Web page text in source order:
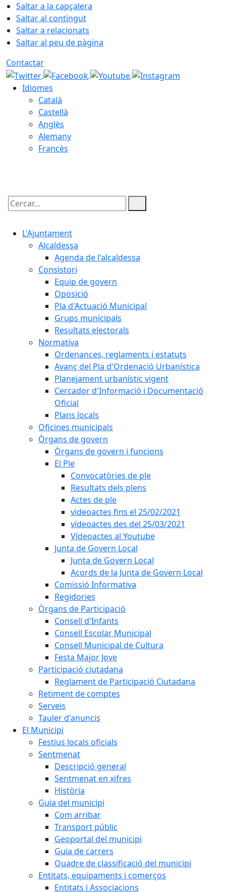
Saltar a la capçalera
Saltar al contingut
Saltar a relacionats
Saltar al peu de pàgina
Contactar
Idiomes
Català
Castellà
Anglès
Alemany
Francès
Cercar:
L'Ajuntament
Alcaldessa
Agenda de l'alcaldessa
Consistori
Equip de govern
Oposició
Pla d'Actuació Municipal
Grups municipals
Resultats electorals
Normativa
Ordenances, reglaments i estatuts
Avanç del Pla d'Ordenació Urbanística
Planejament urbanístic vigent
Cercador d'Informació i Documentació
Oficial
Plans locals
Oficines municipals
Òrgans de govern
Òrgans de govern i funcions
El Ple
Convocatòries de ple
Resultats dels plens
Actes de ple
videoactes fins el 25/02/2021
vídeoactes des del 25/03/2021
Vídeoactes al Youtube
Junta de Govern Local
Junta de Govern Local
Acords de la Junta de Govern Local
Comissió Informativa
Regidories
Òrgans de Participació
Consell d'Infants
Consell Escolar Municipal
Consell Municipal de Cultura
Festa Major Jove
Participació ciutadana
Reglament de Participació Ciutadana
Retiment de comptes
Serveis
Tauler d'anuncis
El Municipi
Festius locals oficials
Sentmenat
Descripció general
Sentmenat en xifres
Història
Guia del municipi
Com arribar
Transport públic
Geoportal del municipi
Guia de carrers
Quadre de classificació del municipi
Entitats, equipaments i comerços
Entitats i Associacions